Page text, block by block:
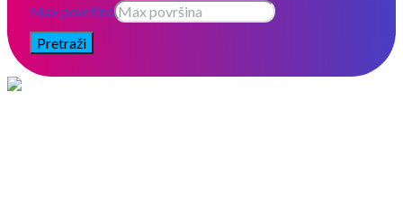
Max površina
Pretraži